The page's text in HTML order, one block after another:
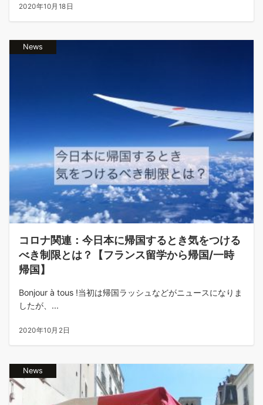
2020年10月18日
News
コロナ関連：今日本に帰国するとき気をつける
べき制限とは？【フランス留学から帰国/一時
帰国】
Bonjour à tous !当初は帰国ラッシュなどがニュースになりま
したが、...
2020年10月2日
News